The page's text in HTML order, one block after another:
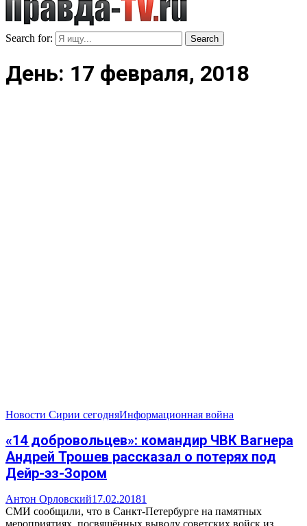
Search for: Search
День: 17 февраля, 2018
Новости Сирии сегодняИнформационная война
«14 добровольцев»: командир ЧВК Вагнера
Андрей Трошев рассказал о потерях под
Дейр-эз-Зором
Антон Орловский17.02.20181
СМИ сообщили, что в Санкт-Петербурге на памятных
мероприятиях, посвящённых выводу советских войск из